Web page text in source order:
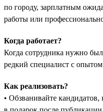
по городу, зарплатным
работы или
Когда работает?
Когда сотрудника нужно
редкий специалист с
Как реализовать?
• Обзванивайте